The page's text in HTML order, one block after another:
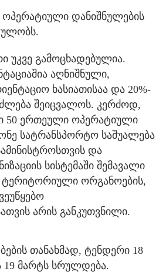
ოპერატიული დანიშნულების
უკვე გამოცხადებულია.
აღნიშნული,
ხასიათისაა და 20%-
შეიცვალოს. კერძოდ,
50 ერთეული ოპერატიული
სატრანსპორტო საშუალება
და
სისტემაში შემავალი
ტერიტორიული ორგანოების,
არის განკუთვნილი.
თანახმად, ტენდერი 18
19 მარტს სრულდება.